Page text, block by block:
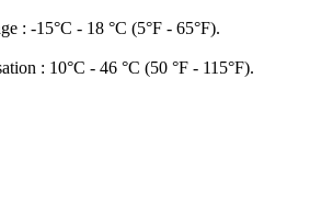
: -15°C - 18 °C (5°F - 65°F).
: 10°C - 46 °C (50 °F - 115°F).